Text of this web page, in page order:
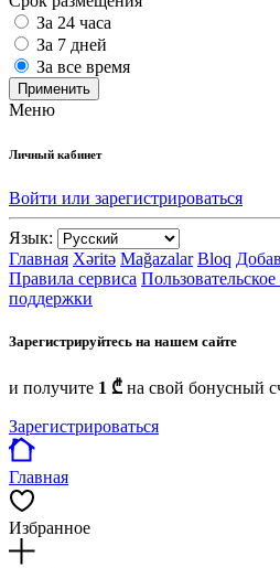
За 24 часа
За 7 дней
За все время
Применить
Меню
Личный кабинет
Войти или зарегистрироваться
Язык:
Главная Xəritə Mağazalar Bloq
Правила сервиса
поддержки
Зарегистрируйтесь на нашем сайте
и получите 1 ₾ на свой бонусный
Зарегистрироваться
Главная
Избранное